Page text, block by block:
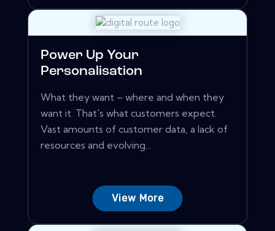
Power Up Your
Personalisation
What they want – where and when they
want it. That's what customers expect.
Vast amounts of customer data, a lack of
resources and evolving...
View More